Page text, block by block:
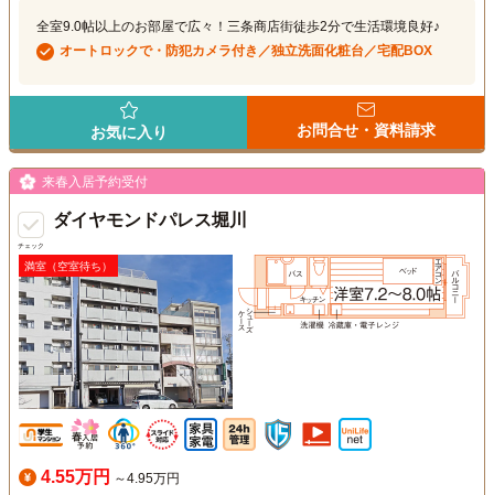
全室9.0帖以上のお部屋で広々！三条商店街徒歩2分で生活環境良好♪
オートロックで・防犯カメラ付き／独立洗面化粧台／宅配BOX
お気に入り お問合せ・資料請求
チェック
来春入居予約受付
ダイヤモンドパレス堀川
満室（空室待ち）
4.55万円 ～4.95万円